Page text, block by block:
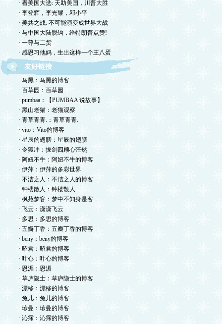
欢迎光临德孤的小岛！谢绝网络垃圾！
· 看美国大选: 天助美国，川普大胜
· 李登辉，李光耀，邓小平
· 美共之战: 不可能演变成世界大战
· 与中国大陆脱钩，给特朗普点赞!
· 一尊与二货
· 感恩习他妈，生出这样一个王八蛋
友好链接
· 马黑：马黑的博客
· 百草园：百草园
· pumbaa：【PUMBAA 说故事】
· 黑山老猫：老猫观察
· 青草青青.：青草青青.
· vito：Vito的博客
· 星辰的翅膀：星辰的翅膀
· 令狐冲：拔剑四顾心茫然
· 阿妞不牛：阿妞不牛的博客
· 伊萍：伊萍的多彩世界
· 不洁之人：不洁之人的博客
· 钟楼散人：钟楼散人
· 枫苑梦客：梦中不知身是客
· 飞云：潇潇飞云
· 多思：多思的博客
· 五瓣丁香：五瓣丁香的博客
· beny：beny的博客
· 昭君：昭君的博客
· 叶心：叶心的博客
· 恩湄：恩湄
· 草庐隐士：草庐隐士的博客
· 漂移：漂移的博客
· 兔儿：兔儿的博客
· 珍曼：珍曼的博客
· 沁霈：沁霈的博客